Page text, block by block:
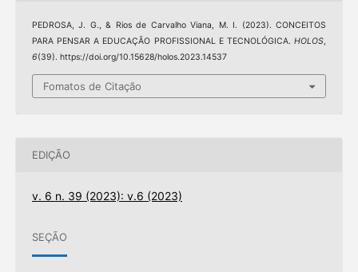
PEDROSA, J. G., & Rios de Carvalho Viana, M. I. (2023). CONCEITOS
PARA PENSAR A EDUCAÇÃO PROFISSIONAL E TECNOLÓGICA.HOLOS,
6(39). https://doi.org/10.15628/holos.2023.14537
Fomatos de Citação
EDIÇÃO
v. 6 n. 39 (2023): v.6 (2023)
SEÇÃO